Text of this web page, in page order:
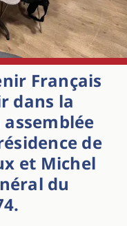
Français
dans la
de
et Michel
du